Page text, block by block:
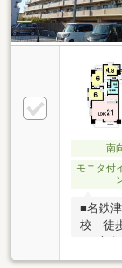
南
モニタ付
■名鉄
校 徒
の3方
ズヤ甚